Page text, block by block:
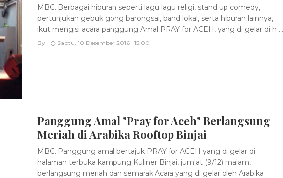
MBC. Berbagai hiburan seperti lagu lagu religi, stand up comedy,
pertunjukan gebuk gong barongsai, band lokal, serta hiburan lainnya,
ikut mengisi acara panggung Amal PRAY for ACEH, yang di gelar di h ...
By Sabtu, 10 Desember 2016 | 15:00
Panggung Amal "Pray for Aceh" Berlangsung
Meriah di Arabika Rooftop Binjai
MBC. Panggung amal bertajuk PRAY for ACEH yang di gelar di
halaman terbuka kampung Kuliner Binjai, jum'at (9/12) malam,
berlangsung meriah dan semarak.Acara yang di gelar oleh Arabika